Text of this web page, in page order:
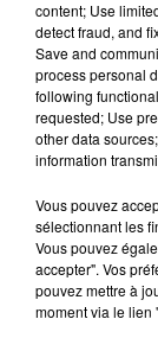
9h06
9h06
Alane
8h54
8h54
content; Use
detect fraud, and
Save and
process personal
following
requested; Use
other data
information
Vous pouvez
sélectionnant les
Vous pouvez
accepter". Vos
pouvez mettre à
moment via le lien